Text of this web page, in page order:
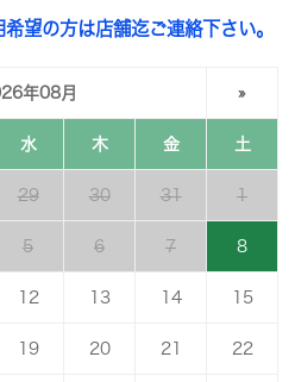
望の方は店舗迄ご連絡下さい。
年08月 »
水 木 金 土
29 30 31 1
5 6 7 8
12 13 14 15
19 20 21 22